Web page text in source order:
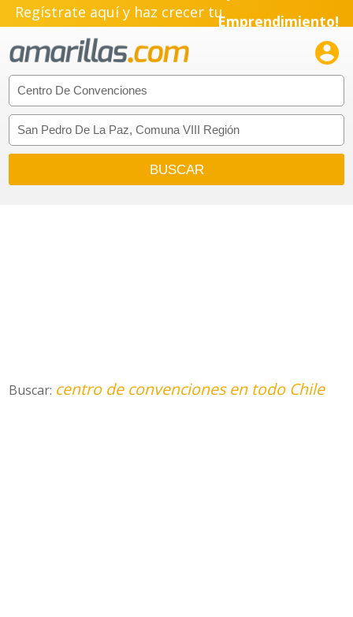
Regístrate aquí y haz crecer tuEmprendimiento!

Buscar: centro de convenciones en todo Chile